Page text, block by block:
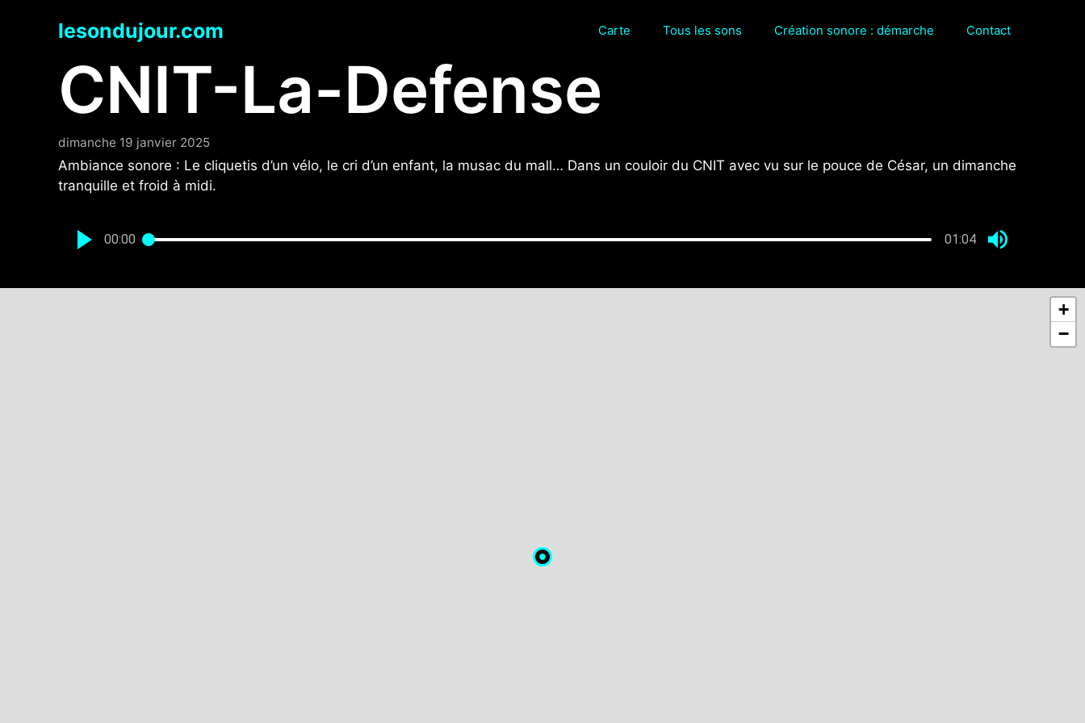
lesondujour.com Carte Tous les sons Création sonore : démarche Contact
CNIT-La-Defense
dimanche 19 janvier 2025
Ambiance sonore : Le cliquetis d’un vélo, le cri d’un enfant, la musac du mall… Dans un couloir du CNIT avec vu sur le pouce de César, un dimanche
tranquille et froid à midi.
00:00 01:04
+
−